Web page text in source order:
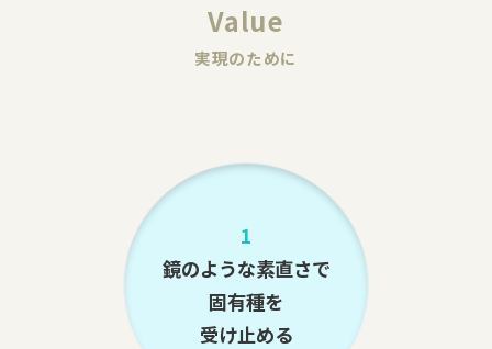
Value
実現のために
1
鏡のような素直さで
固有種を
受け止める